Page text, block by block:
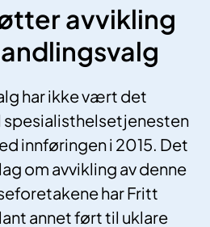
avvikling
har ikke vært det
innføringen i 2015. Det
om avvikling av denne
har Fritt
annet ført til uklare